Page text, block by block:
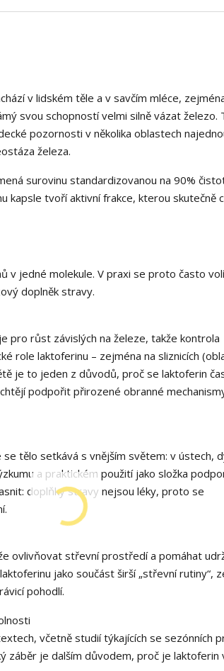
v lidském těle a v savčím mléce,
svou schopností velmi silně vázat železo.
pozornosti v několika oblastech
železa.
surovinu standardizovanou na 90%
kapsle tvoří aktivní frakce, kterou skutečně
v jedné molekule. V praxi se proto často
doplněk stravy.
pro růst závislých na železe, takže kontrola
role laktoferinu – zejména na sliznicích
je to jeden z důvodů, proč se laktoferin
podpořit přirozené obranné
tělo setkává s vnějším světem: v ústech,
a praktickém použití jako složka
doplňky stravy nejsou léky, proto se
ovlivňovat střevní prostředí a pomáhat
jako součást širší „střevní rutiny“,
pohodlí.
včetně studií týkajících se sezónních
záběr je dalším důvodem, proč je laktoferin